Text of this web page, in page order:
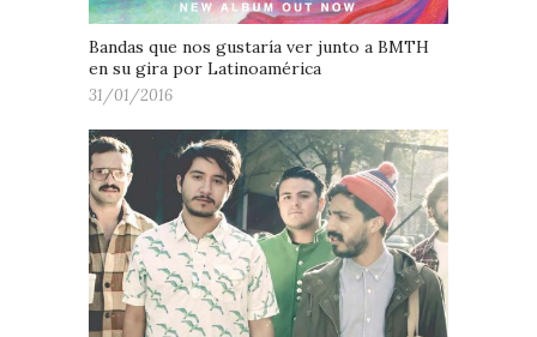
Bandas que nos gustaría ver junto a BMTH
en su gira por Latinoamérica
31/01/2016